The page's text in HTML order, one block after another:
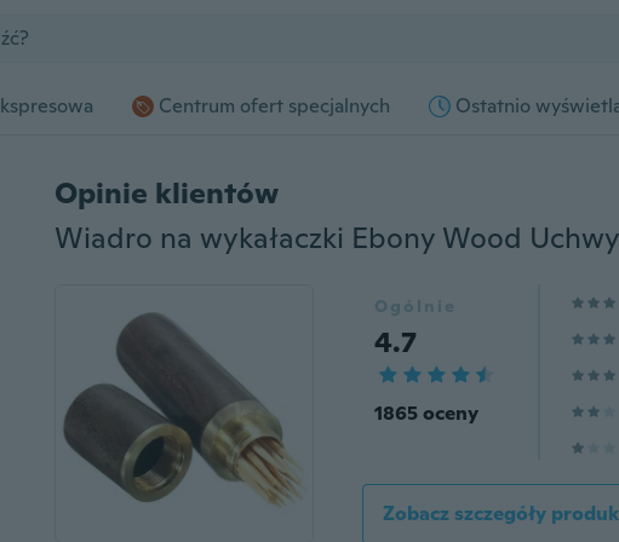
Centrum ofert specjalnych Ostatnio
Opinie klientów
Ogólnie
4.7
1865 oceny
Zobacz szczegóły